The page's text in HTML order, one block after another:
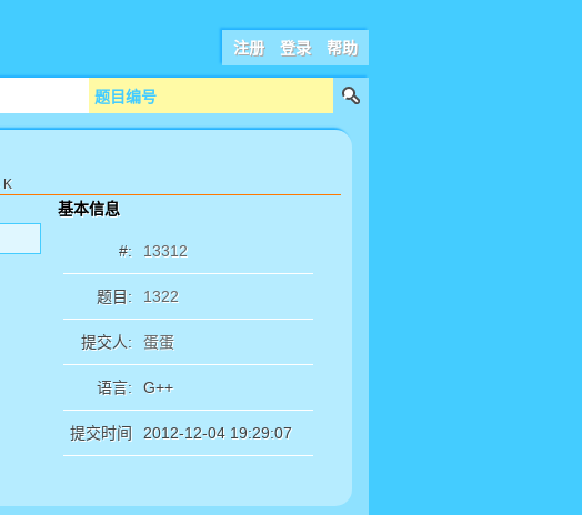
注册 登录 帮助
基本信息
#: 13312
题目: 1322
提交人: 蛋蛋
语言: G++
提交时间 2012-12-04 19:29:07